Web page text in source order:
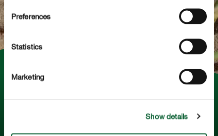
Preferences
Statistics
Marketing
Show details
in en rondom het huis kan voorkomen en bestrijden, en
waarom huismiddeltjes geen verstandige keuze zijn.